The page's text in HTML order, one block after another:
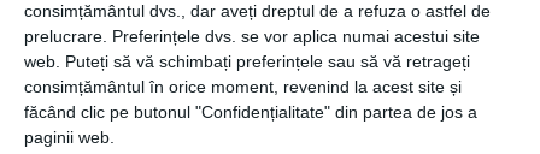
consimțământul dvs., dar aveți dreptul de a refuza o astfel de
prelucrare. Preferințele dvs. se vor aplica numai acestui site
web. Puteți să vă schimbați preferințele sau să vă retrageți
consimțământul în orice moment, revenind la acest site și
făcând clic pe butonul "Confidențialitate" din partea de jos a
paginii web.
Blitz este o companie antreprenorială în imobiliare din Cluj-
Napoca, prezentă pe piață de 1
ani, fiind înființată de Cătălin
Priscorniță, cu o largă experiență în imobiliare.
Compania a crescut an de an, fiind în prezent cea mai mare